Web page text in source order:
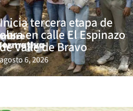
Inicia tercera etapa de
obra en calle El Espinazo
de Valle de Bravo
agosto 6, 2026